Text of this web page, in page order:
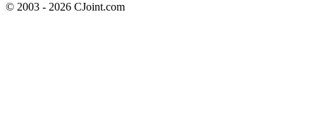
© 2003 - 2026 CJoint.com